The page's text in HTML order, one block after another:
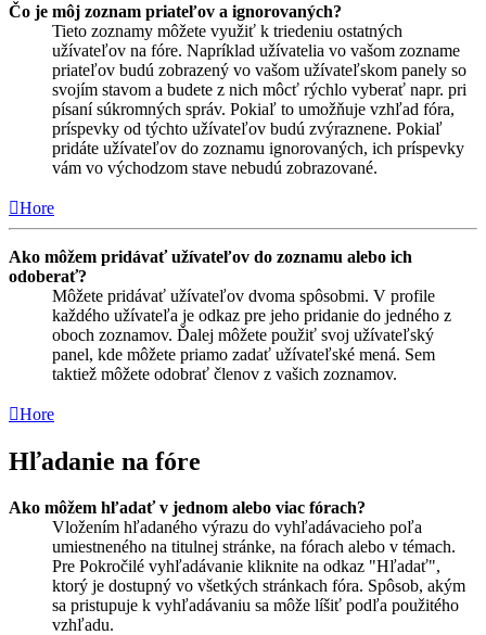
Čo je môj zoznam priateľov a ignorovaných?
Tieto zoznamy môžete využiť k triedeniu ostatných
užívateľov na fóre. Napríklad užívatelia vo vašom zozname
priateľov budú zobrazený vo vašom užívateľskom panely so
svojím stavom a budete z nich môcť rýchlo vyberať napr. pri
písaní súkromných správ. Pokiaľ to umožňuje vzhľad fóra,
príspevky od týchto užívateľov budú zvýraznene. Pokiaľ
pridáte užívateľov do zoznamu ignorovaných, ich príspevky
vám vo východzom stave nebudú zobrazované.
Hore
Ako môžem pridávať užívateľov do zoznamu alebo ich
odoberať?
Môžete pridávať užívateľov dvoma spôsobmi. V profile
každého užívateľa je odkaz pre jeho pridanie do jedného z
oboch zoznamov. Ďalej môžete použiť svoj užívateľský
panel, kde môžete priamo zadať užívateľské mená. Sem
taktiež môžete odobrať členov z vašich zoznamov.
Hore
Hľadanie na fóre
Ako môžem hľadať v jednom alebo viac fórach?
Vložením hľadaného výrazu do vyhľadávacieho poľa
umiestneného na titulnej stránke, na fórach alebo v témach.
Pre Pokročilé vyhľadávanie kliknite na odkaz "Hľadať",
ktorý je dostupný vo všetkých stránkach fóra. Spôsob, akým
sa pristupuje k vyhľadávaniu sa môže líšiť podľa použitého
vzhľadu.